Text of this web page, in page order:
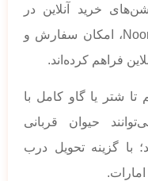
خرید آنلاین در
امارات مثل Careem و Noon Minutes، امکان سفارش و
فراهم کرده‌اند.
با قیمت ۲,۱۴۳ درهم تا شتر یا گاو کامل با
می‌توانند حیوان قربانی
با گزینه تحویل درب